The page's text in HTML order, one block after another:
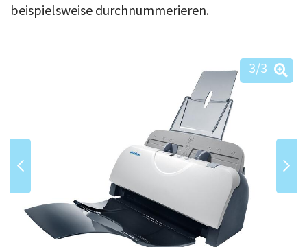
beispielsweise durchnummerieren.
3/3